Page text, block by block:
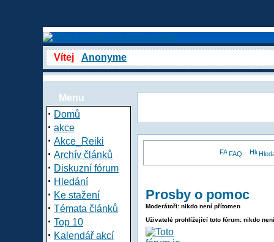
Vítej Anonyme
Menu
· Domů
· akce
· Akce_Reiki
· Archív článků
· Diskuzní fórum
· Hledání
· Ke stažení
· Témata článků
· Top 10
· Kalendář akcí
FAQ
Prosby o pomoc
Moderátoři: nikdo není přítomen
Uživatelé prohlížející toto fórum: nikdo